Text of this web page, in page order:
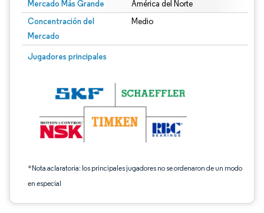
Mercado Más Grande América del Norte
Concentración del
Mercado
Medio
Jugadores principales
*Nota aclaratoria: los principales jugadores no se ordenaron de un modo
en especial
Imagen © Mordor Intelligence. El uso requiere atribución según CC BY 4.0.